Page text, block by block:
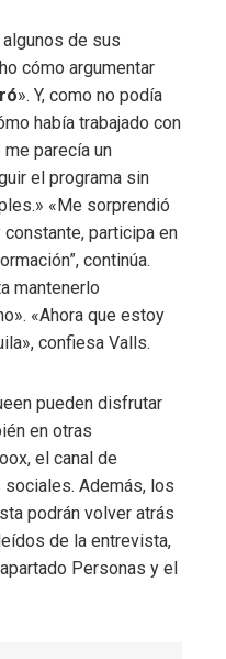
de sus
cómo argumentar
». Y, como no podía
había trabajado con
parecía un
el programa sin
«Me sorprendió
constante, participa en
continúa.
mantenerlo
«Ahora que estoy
confiesa Valls.
pueden disfrutar
en otras
el canal de
Además, los
podrán volver atrás
de la entrevista,
Personas y el